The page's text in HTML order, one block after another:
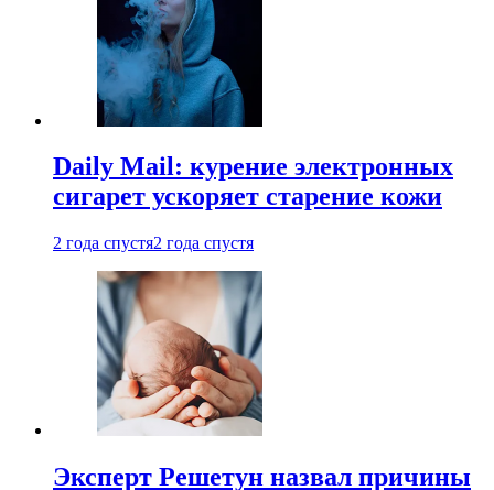
Daily Mail: курение электронных
сигарет ускоряет старение кожи
2 года спустя2 года спустя
Эксперт Решетун назвал причины